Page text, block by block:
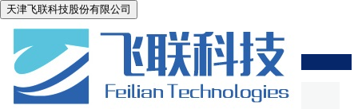
天津飞联科技股份有限公司
机务模拟器
网站首页